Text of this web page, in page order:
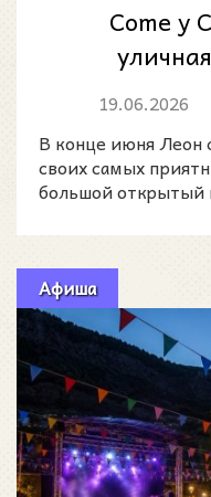
Come y
концерты
в
19.06.2026
В конце июня Леон
своих самых
большой
Афиша